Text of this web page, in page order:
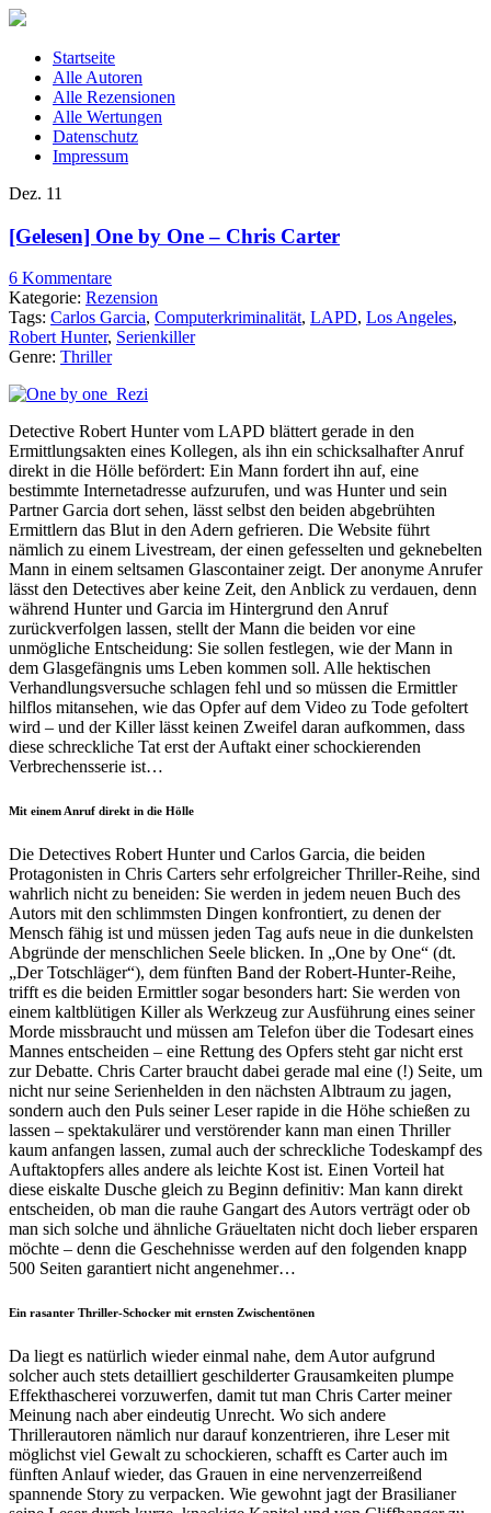
Startseite
Alle Autoren
Alle Rezensionen
Alle Wertungen
Datenschutz
Impressum
Dez. 11
[Gelesen] One by One – Chris Carter
6 Kommentare
Kategorie: Rezension
Tags: Carlos Garcia, Computerkriminalität, LAPD, Los Angeles,
Robert Hunter, Serienkiller
Genre: Thriller
Detective Robert Hunter vom LAPD blättert gerade in den
Ermittlungsakten eines Kollegen, als ihn ein schicksalhafter Anruf
direkt in die Hölle befördert: Ein Mann fordert ihn auf, eine
bestimmte Internetadresse aufzurufen, und was Hunter und sein
Partner Garcia dort sehen, lässt selbst den beiden abgebrühten
Ermittlern das Blut in den Adern gefrieren. Die Website führt
nämlich zu einem Livestream, der einen gefesselten und geknebelten
Mann in einem seltsamen Glascontainer zeigt. Der anonyme Anrufer
lässt den Detectives aber keine Zeit, den Anblick zu verdauen, denn
während Hunter und Garcia im Hintergrund den Anruf
zurückverfolgen lassen, stellt der Mann die beiden vor eine
unmögliche Entscheidung: Sie sollen festlegen, wie der Mann in
dem Glasgefängnis ums Leben kommen soll. Alle hektischen
Verhandlungsversuche schlagen fehl und so müssen die Ermittler
hilflos mitansehen, wie das Opfer auf dem Video zu Tode gefoltert
wird – und der Killer lässt keinen Zweifel daran aufkommen, dass
diese schreckliche Tat erst der Auftakt einer schockierenden
Verbrechensserie ist…
Mit einem Anruf direkt in die Hölle
Die Detectives Robert Hunter und Carlos Garcia, die beiden
Protagonisten in Chris Carters sehr erfolgreicher Thriller-Reihe, sind
wahrlich nicht zu beneiden: Sie werden in jedem neuen Buch des
Autors mit den schlimmsten Dingen konfrontiert, zu denen der
Mensch fähig ist und müssen jeden Tag aufs neue in die dunkelsten
Abgründe der menschlichen Seele blicken. In „One by One“ (dt.
„Der Totschläger“), dem fünften Band der Robert-Hunter-Reihe,
trifft es die beiden Ermittler sogar besonders hart: Sie werden von
einem kaltblütigen Killer als Werkzeug zur Ausführung eines seiner
Morde missbraucht und müssen am Telefon über die Todesart eines
Mannes entscheiden – eine Rettung des Opfers steht gar nicht erst
zur Debatte. Chris Carter braucht dabei gerade mal eine (!) Seite, um
nicht nur seine Serienhelden in den nächsten Albtraum zu jagen,
sondern auch den Puls seiner Leser rapide in die Höhe schießen zu
lassen – spektakulärer und verstörender kann man einen Thriller
kaum anfangen lassen, zumal auch der schreckliche Todeskampf des
Auftaktopfers alles andere als leichte Kost ist. Einen Vorteil hat
diese eiskalte Dusche gleich zu Beginn definitiv: Man kann direkt
entscheiden, ob man die rauhe Gangart des Autors verträgt oder ob
man sich solche und ähnliche Gräueltaten nicht doch lieber ersparen
möchte – denn die Geschehnisse werden auf den folgenden knapp
500 Seiten garantiert nicht angenehmer…
Ein rasanter Thriller-Schocker mit ernsten Zwischentönen
Da liegt es natürlich wieder einmal nahe, dem Autor aufgrund
solcher auch stets detailliert geschilderter Grausamkeiten plumpe
Effekthascherei vorzuwerfen, damit tut man Chris Carter meiner
Meinung nach aber eindeutig Unrecht. Wo sich andere
Thrillerautoren nämlich nur darauf konzentrieren, ihre Leser mit
möglichst viel Gewalt zu schockieren, schafft es Carter auch im
fünften Anlauf wieder, das Grauen in eine nervenzerreißend
spannende Story zu verpacken. Wie gewohnt jagt der Brasilianer